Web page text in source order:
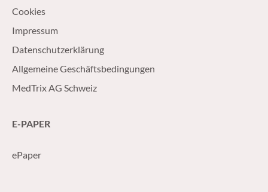
Cookies
Impressum
Datenschutzerklärung
Allgemeine Geschäftsbedingungen
MedTrix AG Schweiz
E-PAPER
ePaper